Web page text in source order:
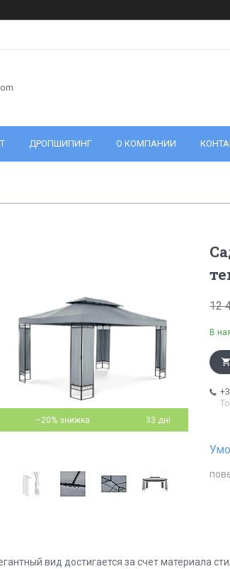
ДРОПШИПИНГ О КОМПАНИИ
–20% 33 дні
12
В
вид достигается за счет материала